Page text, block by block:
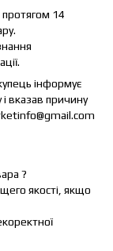
протягом 14
інформує
вказав причину
?
якості, якщо